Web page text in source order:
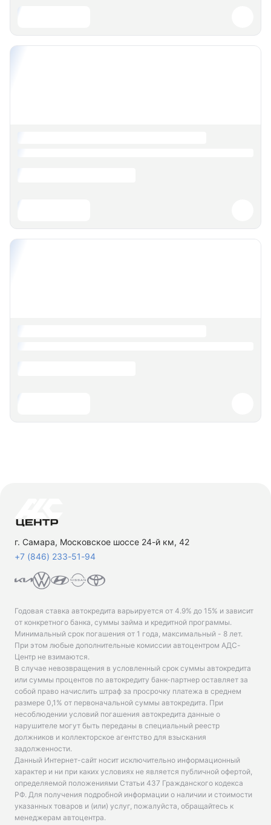
г. Самара, Московское шоссе 24-й км, 42
+7 (846) 233-51-94
Годовая ставка автокредита варьируется от 4.9% до 15% и зависит
от конкретного банка, суммы займа и кредитной программы.
Минимальный срок погашения от 1 года, максимальный - 8 лет.
При этом любые дополнительные комиссии автоцентром АДС-
Центр не взимаются.
В случае невозвращения в условленный срок суммы автокредита
или суммы процентов по автокредиту банк-партнер оставляет за
собой право начислить штраф за просрочку платежа в среднем
размере 0,1% от первоначальной суммы автокредита. При
несоблюдении условий погашения автокредита данные о
нарушителе могут быть переданы в специальный реестр
должников и коллекторское агентство для взыскания
задолженности.
Данный Интернет-сайт носит исключительно информационный
характер и ни при каких условиях не является публичной офертой,
определяемой положениями Статьи 437 Гражданского кодекса
РФ. Для получения подробной информации о наличии и стоимости
указанных товаров и (или) услуг, пожалуйста, обращайтесь к
менеджерам автоцентра.